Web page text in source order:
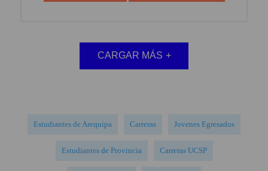
CARGAR MÁS +
Estudiantes de Arequipa Carreras Jovenes Egresados
Estudiantes de Provincia Carreras UCSP